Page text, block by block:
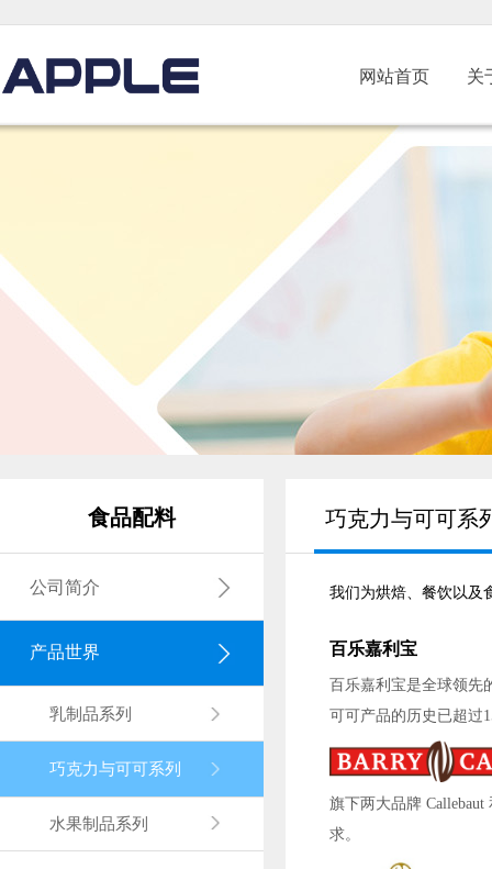
网站首页 关
食品配料 巧克力与可可系
公司简介 我们为烘焙、餐饮以及
产品世界 百乐嘉利宝
百乐嘉利宝是全球领先
可可产品的历史已超过
乳制品系列
巧克力与可可系列
旗下两大品牌 Callebaut
求。
水果制品系列